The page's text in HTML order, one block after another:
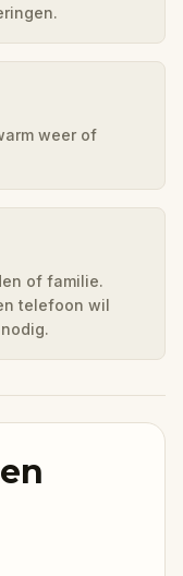
weer of
of familie.
telefoon wil